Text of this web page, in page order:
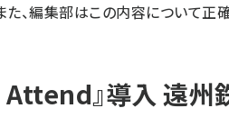
た、編集部はこの内容について正
Attend』導入 遠